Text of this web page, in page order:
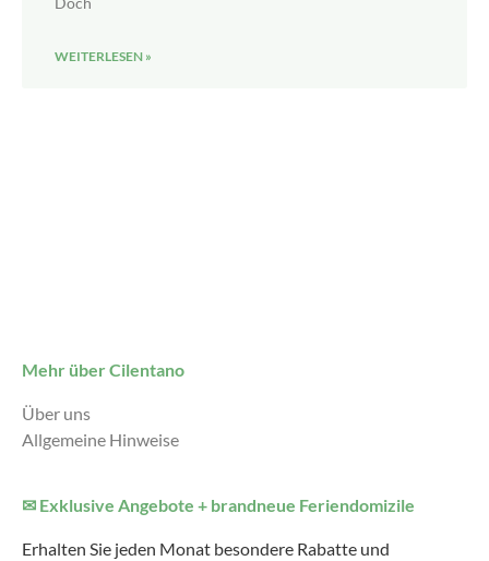
WEITERLESEN »
Mehr über Cilentano
Über uns
Allgemeine Hinweise
✉ Exklusive Angebote + brandneue Feriendomizile
Erhalten Sie jeden Monat besondere Rabatte und